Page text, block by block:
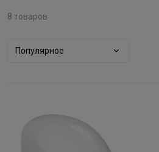
8 товаров
Популярное